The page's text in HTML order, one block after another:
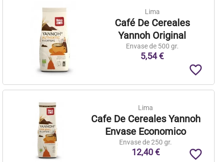
Lima
Café De Cereales
Yannoh Original
Envase de 500 gr.
5,54 €
favorite_border
Lima
Cafe De Cereales Yannoh
Envase Economico
Envase de 250 gr.
12,40 € favorite_border